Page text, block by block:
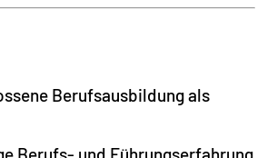
Berufsausbildung als